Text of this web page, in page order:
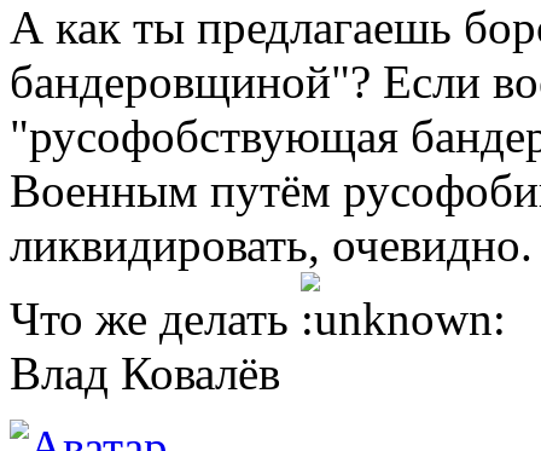
А как ты предлагаешь
бандеровщиной"? Если
"русофобствующая
Военным путём
ликвидировать, очевидно.
Что же делать
Влад Ковалёв